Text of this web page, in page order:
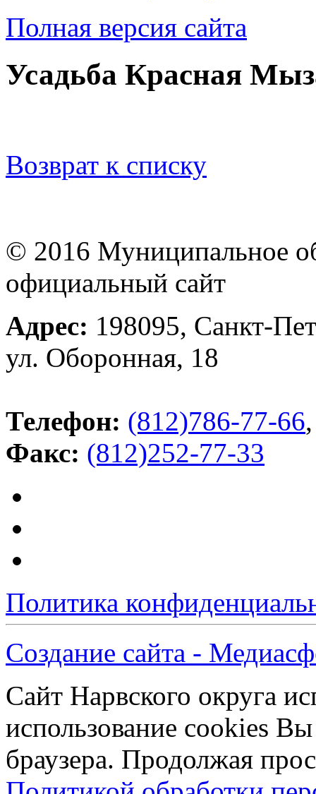
Полная версия сайта
Усадьба Красная
Возврат к списку
© 2016 Муниципальное
официальный сайт
Адрес: 198095, Санкт-
ул. Оборонная, 18
Телефон: (812)786-77-66,
Факс: (812)252-77-33
Политика
Создание сайта -
Сайт Нарвского округа
использование cookies
браузера. Продолжая